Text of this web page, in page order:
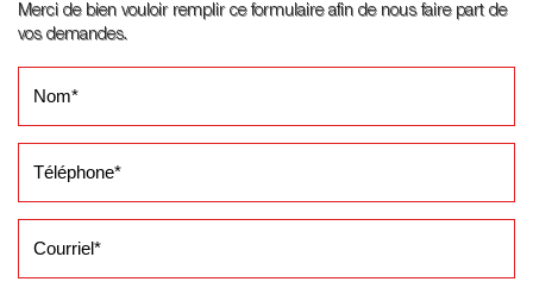
Merci de bien vouloir remplir ce formulaire afin de nous faire part de
vos demandes.